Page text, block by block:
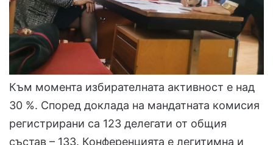
Към момента избирателната активност е над
30 %. Според доклада на мандатната комисия
регистрирани са 123 делегати от общия
състав – 133. Конференцията е легитимна и